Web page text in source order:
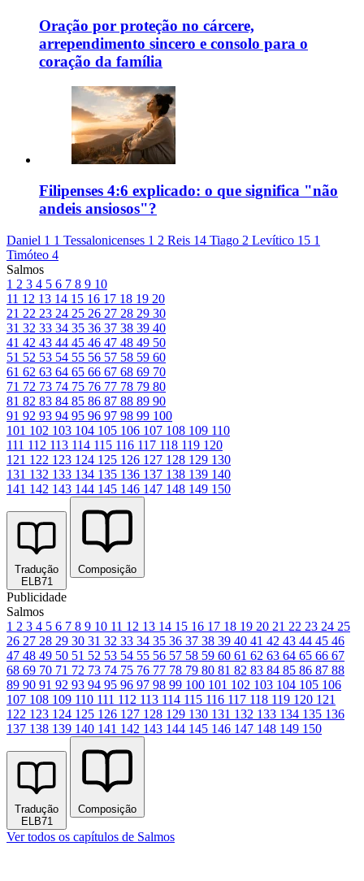
Oração por proteção no cárcere,
arrependimento sincero e consolo para o
coração da família
Filipenses 4:6 explicado: o que significa "não
andeis ansiosos"?
Daniel 1 1 Tessalonicenses 1 2 Reis 14 Tiago 2 Levítico 15 1
Timóteo 4
Salmos
1 2 3 4 5 6 7 8 9 10
11 12 13 14 15 16 17 18 19 20
21 22 23 24 25 26 27 28 29 30
31 32 33 34 35 36 37 38 39 40
41 42 43 44 45 46 47 48 49 50
51 52 53 54 55 56 57 58 59 60
61 62 63 64 65 66 67 68 69 70
71 72 73 74 75 76 77 78 79 80
81 82 83 84 85 86 87 88 89 90
91 92 93 94 95 96 97 98 99 100
101 102 103 104 105 106 107 108 109 110
111 112 113 114 115 116 117 118 119 120
121 122 123 124 125 126 127 128 129 130
131 132 133 134 135 136 137 138 139 140
141 142 143 144 145 146 147 148 149 150
Tradução
ELB71
Composição
Publicidade
Salmos
1 2 3 4 5 6 7 8 9 10 11 12 13 14 15 16 17 18 19 20 21 22 23 24 25
26 27 28 29 30 31 32 33 34 35 36 37 38 39 40 41 42 43 44 45 46
47 48 49 50 51 52 53 54 55 56 57 58 59 60 61 62 63 64 65 66 67
68 69 70 71 72 73 74 75 76 77 78 79 80 81 82 83 84 85 86 87 88
89 90 91 92 93 94 95 96 97 98 99 100 101 102 103 104 105 106
107 108 109 110 111 112 113 114 115 116 117 118 119 120 121
122 123 124 125 126 127 128 129 130 131 132 133 134 135 136
137 138 139 140 141 142 143 144 145 146 147 148 149 150
Tradução
ELB71
Composição
Ver todos os capítulos de Salmos